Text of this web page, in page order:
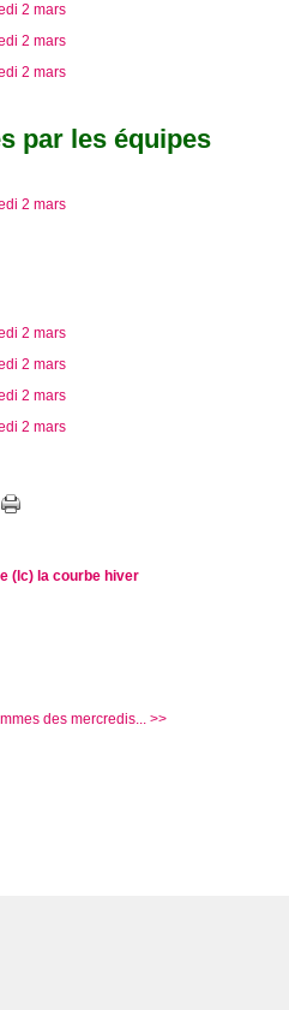
par les équipes
(lc) la courbe hiver
des mercredis... >>